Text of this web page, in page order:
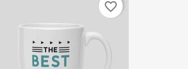
favorite_border